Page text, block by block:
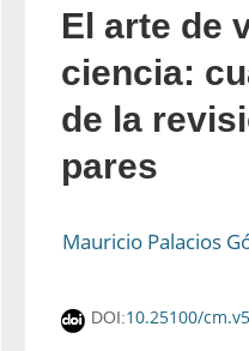
El arte de
ciencia:
de la
pares
Mauricio Palacios
DOI:10.25100/